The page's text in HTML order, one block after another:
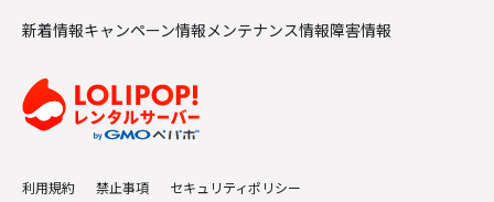
新着情報キャンペーン情報 メンテナンス情報障害情報
利用規約 禁止事項
セキュリティポリシー